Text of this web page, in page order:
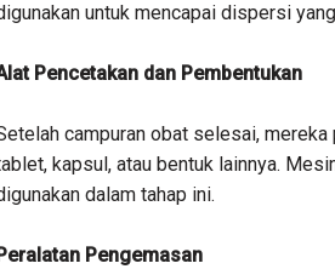
untuk mencapai dispersi
Pencetakan dan Pembentukan
campuran obat selesai,
kapsul, atau bentuk lainnya.
dalam tahap ini.
Peralatan Pengemasan